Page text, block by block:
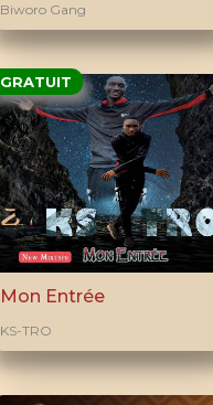
Biworo Gang
GRATUIT
Mon Entrée
KS-TRO